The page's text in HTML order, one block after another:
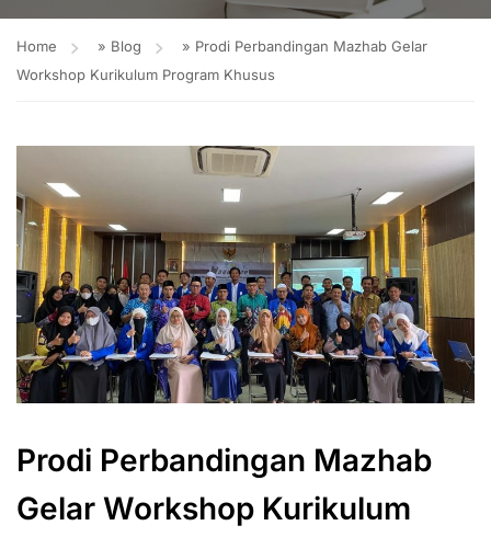
Home » Blog » Prodi Perbandingan Mazhab Gelar
Workshop Kurikulum Program Khusus
Prodi Perbandingan Mazhab
Gelar Workshop Kurikulum